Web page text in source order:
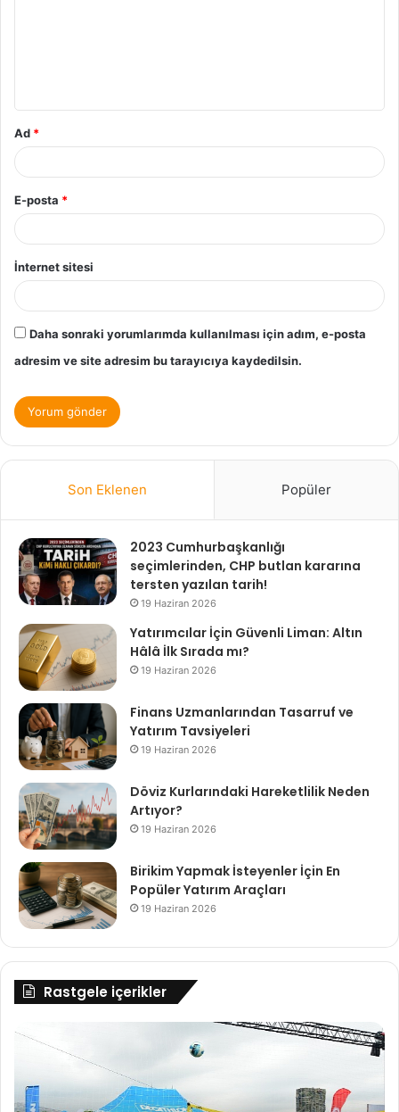
Ad *
E-posta *
İnternet sitesi
Daha sonraki yorumlarımda kullanılması için adım, e-posta
adresim ve site adresim bu tarayıcıya kaydedilsin.
Son Eklenen Popüler
2023 Cumhurbaşkanlığı
seçimlerinden, CHP butlan kararına
tersten yazılan tarih!
19 Haziran 2026
Yatırımcılar İçin Güvenli Liman: Altın
Hâlâ İlk Sırada mı?
19 Haziran 2026
Finans Uzmanlarından Tasarruf ve
Yatırım Tavsiyeleri
19 Haziran 2026
Döviz Kurlarındaki Hareketlilik Neden
Artıyor?
19 Haziran 2026
Birikim Yapmak İsteyenler İçin En
Popüler Yatırım Araçları
19 Haziran 2026
Rastgele içerikler
Decathlon
İstanbul'un
ardından